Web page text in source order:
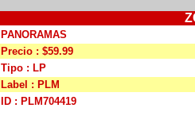
PANORAMAS
Precio : $59.99
Tipo : LP
Label : PLM
ID : PLM704419